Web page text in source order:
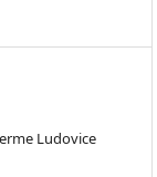
Ludovice